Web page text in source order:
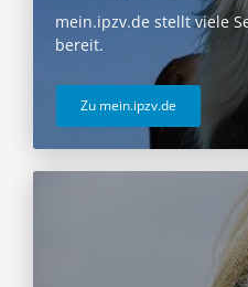
mein.ipzv.de stellt viele
bereit.
Zu mein.ipzv.de